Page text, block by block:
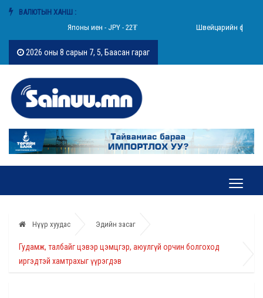
ВАЛЮТЫН ХАНШ :
Японы иен - JPY - 22₮ Швейцарийн франк -
2026 оны 8 сарын 7, 5, Баасан гараг
Нүүр хуудас Эдийн засаг
Гудамж, талбайг цэвэр цэмцгэр, аюулгүй орчин болгоход
иргэдтэй хамтрахыг үүрэгдэв